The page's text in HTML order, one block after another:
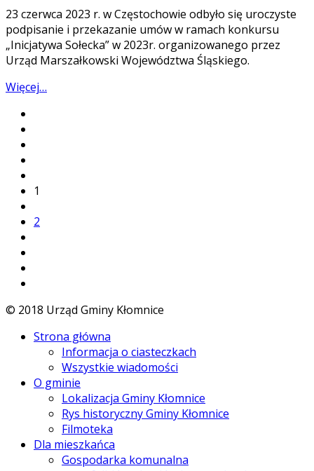
23 czerwca 2023 r. w Częstochowie odbyło się uroczyste
podpisanie i przekazanie umów w ramach konkursu
„Inicjatywa Sołecka” w 2023r. organizowanego przez
Urząd Marszałkowski Województwa Śląskiego.
Więcej…
1
2
© 2018 Urząd Gminy Kłomnice
Strona główna
Informacja o ciasteczkach
Wszystkie wiadomości
O gminie
Lokalizacja Gminy Kłomnice
Rys historyczny Gminy Kłomnice
Filmoteka
Dla mieszkańca
Gospodarka komunalna